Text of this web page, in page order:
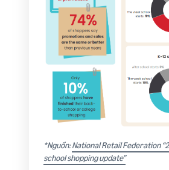
*Nguồn:National Retail Federation
school shopping update”